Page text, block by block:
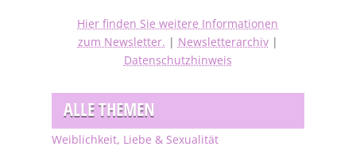
Hier finden Sie weitere Informationen
zum Newsletter. | Newsletterarchiv|
Datenschutzhinweis
ALLE THEMEN
Weiblichkeit, Liebe & Sexualität